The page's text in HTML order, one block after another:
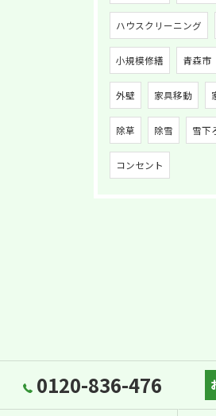
ハウスクリーニング
小規模修繕 青森市
外壁 家具移動
除草 除雪 雪下
コンセント
0120-836-476